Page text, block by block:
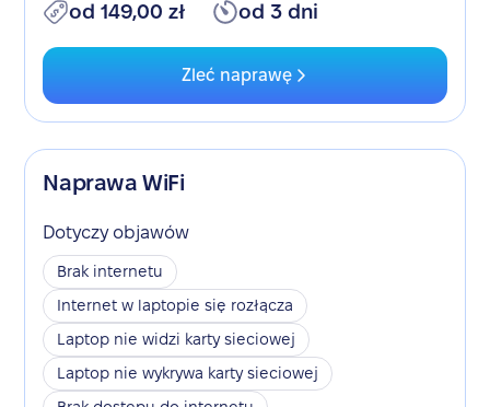
od 149,00 zł od 3 dni
Zleć naprawę
Naprawa WiFi
Dotyczy objawów
Brak internetu
Internet w laptopie się rozłącza
Laptop nie widzi karty sieciowej
Laptop nie wykrywa karty sieciowej